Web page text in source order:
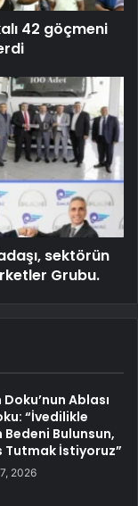
42 göçmeni
sektörün
Grubu.
Ablası
“İvedilikle
Bedeni Bulunsun,
Tutmak İstiyoruz”
2026